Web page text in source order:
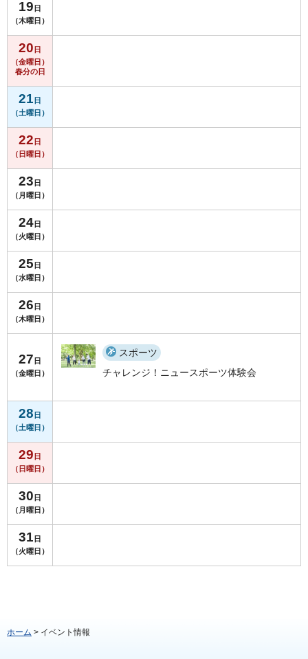
19 日
（木曜日）
20 日
（金曜日）
春分の日
21 日
（土曜日）
22 日
（日曜日）
23 日
（月曜日）
24日
（火曜日）
25 日
（水曜日）
26 日
（木曜日）
27 日
（金曜日）
スポーツ
チャレンジ！ニュースポーツ体験会
28 日
（土曜日）
29 日
（日曜日）
30 日
（月曜日）
31 日
（火曜日）
ホーム > イベント情報